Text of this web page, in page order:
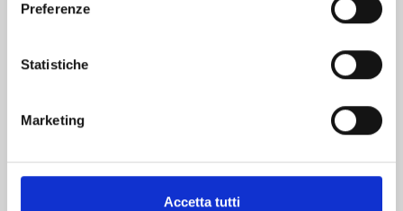
Preferenze
Statistiche
Marketing
Accetta tutti
SHIBATARIAN n. 5